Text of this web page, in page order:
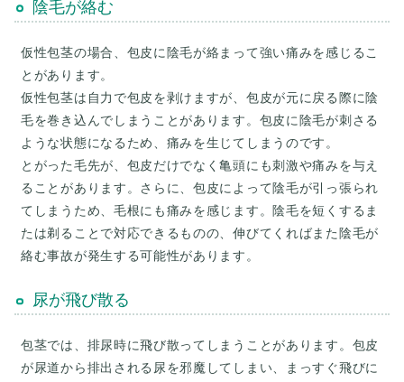
陰毛が絡む
仮性包茎の場合、包皮に陰毛が絡まって強い痛みを感じるこ
とがあります。
仮性包茎は自力で包皮を剥けますが、包皮が元に戻る際に陰
毛を巻き込んでしまうことがあります。包皮に陰毛が刺さる
ような状態になるため、痛みを生じてしまうのです。
とがった毛先が、包皮だけでなく亀頭にも刺激や痛みを与え
ることがあります。さらに、包皮によって陰毛が引っ張られ
てしまうため、毛根にも痛みを感じます。陰毛を短くするま
たは剃ることで対応できるものの、伸びてくればまた陰毛が
尿が飛び散る
包茎では、排尿時に飛び散ってしまうことがあります。包皮
が尿道から排出される尿を邪魔してしまい、まっすぐ飛びに